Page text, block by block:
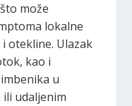
može
lokalne
otekline. Ulazak
kao i
u
udaljenim